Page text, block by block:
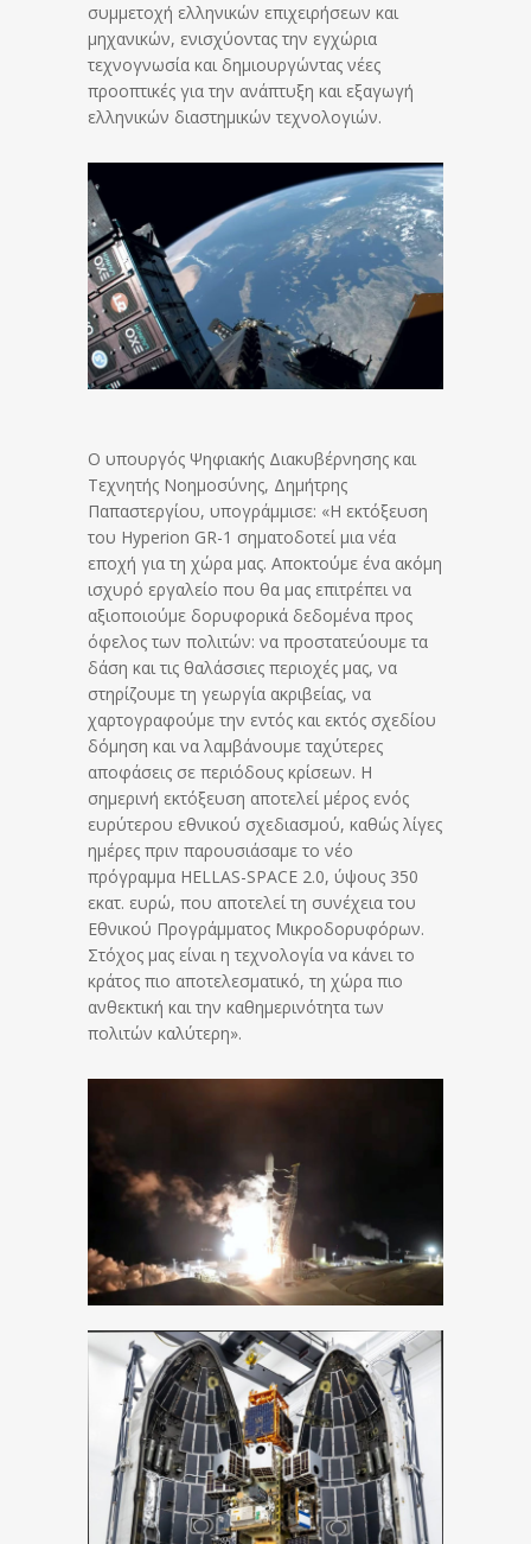
συμμετοχή ελληνικών επιχειρήσεων και
μηχανικών, ενισχύοντας την εγχώρια
τεχνογνωσία και δημιουργώντας νέες
προοπτικές για την ανάπτυξη και εξαγωγή
ελληνικών διαστημικών τεχνολογιών.
Ο υπουργός Ψηφιακής Διακυβέρνησης και
Τεχνητής Νοημοσύνης, Δημήτρης
Παπαστεργίου, υπογράμμισε: «Η εκτόξευση
του Hyperion GR-1 σηματοδοτεί μια νέα
εποχή για τη χώρα μας. Αποκτούμε ένα ακόμη
ισχυρό εργαλείο που θα μας επιτρέπει να
αξιοποιούμε δορυφορικά δεδομένα προς
όφελος των πολιτών: να προστατεύουμε τα
δάση και τις θαλάσσιες περιοχές μας, να
στηρίζουμε τη γεωργία ακριβείας, να
χαρτογραφούμε την εντός και εκτός σχεδίου
δόμηση και να λαμβάνουμε ταχύτερες
αποφάσεις σε περιόδους κρίσεων. Η
σημερινή εκτόξευση αποτελεί μέρος ενός
ευρύτερου εθνικού σχεδιασμού, καθώς λίγες
ημέρες πριν παρουσιάσαμε το νέο
πρόγραμμα HELLAS-SPACE 2.0, ύψους 350
εκατ. ευρώ, που αποτελεί τη συνέχεια του
Εθνικού Προγράμματος Μικροδορυφόρων.
Στόχος μας είναι η τεχνολογία να κάνει το
κράτος πιο αποτελεσματικό, τη χώρα πιο
ανθεκτική και την καθημερινότητα των
πολιτών καλύτερη».